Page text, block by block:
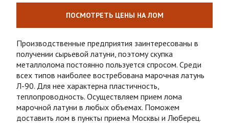
ПОСМОТРЕТЬ ЦЕНЫ НА ЛОМ
Производственные предприятия заинтересованы в
получении сырьевой латуни, поэтому скупка
металлолома постоянно пользуется спросом. Среди
всех типов наиболее востребована марочная латунь
Л-90. Для нее характерна пластичность,
теплопроводность. Осуществляем прием лома
марочной латуни в любых объемах. Поможем
доставить лом в пункты приема Москвы и Люберец.